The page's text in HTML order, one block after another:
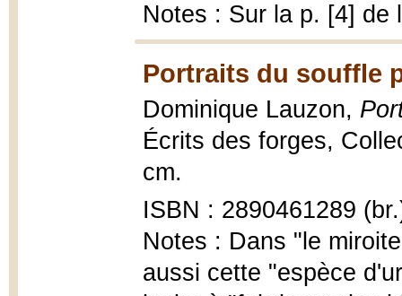
Notes : Sur la p. [4] de
Portraits du souffle
Dominique Lauzon,
Écrits des forges,
cm.
ISBN : 2890461289
Notes : Dans "le
aussi cette "espèce